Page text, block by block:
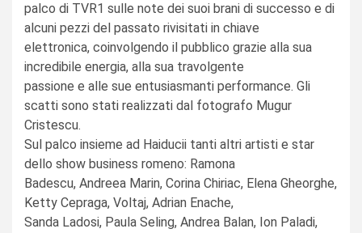
palco di TVR1 sulle note dei suoi brani di successo e di
alcuni pezzi del passato rivisitati in chiave
elettronica, coinvolgendo il pubblico grazie alla sua
incredibile energia, alla sua travolgente
passione e alle sue entusiasmanti performance. Gli
scatti sono stati realizzati dal fotografo Mugur
Cristescu.
Sul palco insieme ad Haiducii tanti altri artisti e star
dello show business romeno: Ramona
Badescu, Andreea Marin, Corina Chiriac, Elena Gheorghe,
Ketty Cepraga, Voltaj, Adrian Enache,
Sanda Ladosi, Paula Seling, Andrea Balan, Ion Paladi,